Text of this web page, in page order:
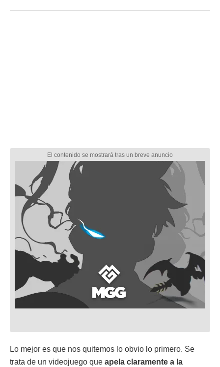
Lo mejor es que nos quitemos lo obvio lo primero. Se
trata de un videojuego que apela claramente a la